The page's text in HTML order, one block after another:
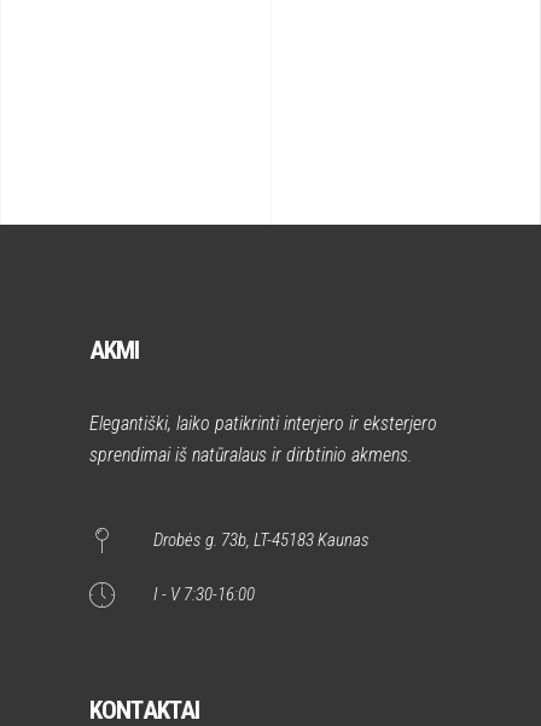
AKMI
Elegantiški, laiko patikrinti interjero ir eksterjero
sprendimai iš natūralaus ir dirbtinio akmens.
Drobės g. 73b, LT-45183 Kaunas
I - V 7:30-16:00
KONTAKTAI